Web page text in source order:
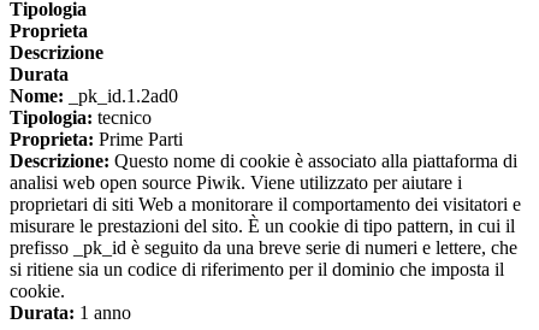
Tipologia
Proprieta
Descrizione
Durata
Nome: _pk_id.1.2ad0
Tipologia: tecnico
Proprieta: Prime Parti
Descrizione: Questo nome di cookie è associato alla piattaforma di
analisi web open source Piwik. Viene utilizzato per aiutare i
proprietari di siti Web a monitorare il comportamento dei visitatori e
misurare le prestazioni del sito. È un cookie di tipo pattern, in cui il
prefisso _pk_id è seguito da una breve serie di numeri e lettere, che
si ritiene sia un codice di riferimento per il dominio che imposta il
cookie.
Durata: 1 anno